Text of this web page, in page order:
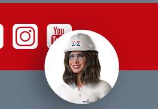
Facebook InstagramYoutube